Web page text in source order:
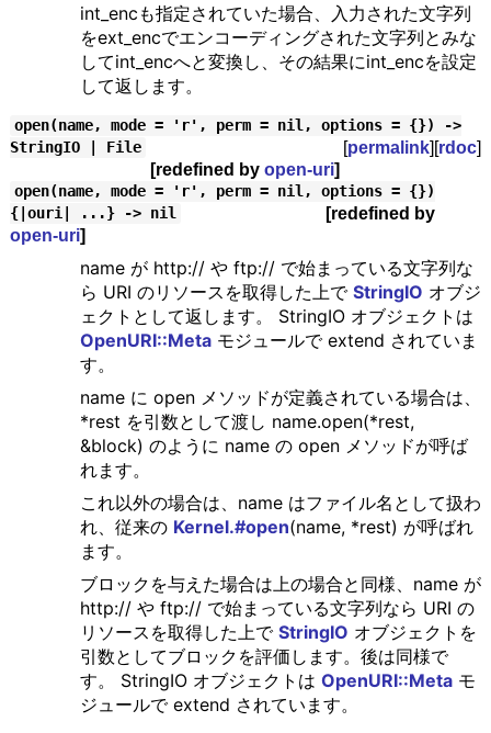
int_encも指定されていた場合、入力された文字列
をext_encでエンコーディングされた文字列とみな
してint_encへと変換し、その結果にint_encを設定
して返します。
open(name, mode = 'r', perm = nil, options = {}) ->
StringIO | File
[permalink][rdoc]
[redefined by open-uri]
open(name, mode = 'r', perm = nil, options = {})
{|ouri| ...} -> nil
[redefined by
open-uri]
name が http:// や ftp:// で始まっている文字列な
ら URI のリソースを取得した上で StringIO オブジ
ェクトとして返します。 StringIO オブジェクトは
OpenURI::Metaモジュールで extend されていま
す。
name に open メソッドが定義されている場合は、
*rest を引数として渡し name.open(*rest,
&block) のように name の open メソッドが呼ば
れます。
これ以外の場合は、name はファイル名として扱わ
れ、従来の Kernel.#open(name, *rest) が呼ばれ
ます。
ブロックを与えた場合は上の場合と同様、name が
http:// や ftp:// で始まっている文字列なら URI の
リソースを取得した上で StringIO オブジェクトを
引数としてブロックを評価します。後は同様で
す。 StringIO オブジェクトは OpenURI::Metaモ
ジュールで extend されています。